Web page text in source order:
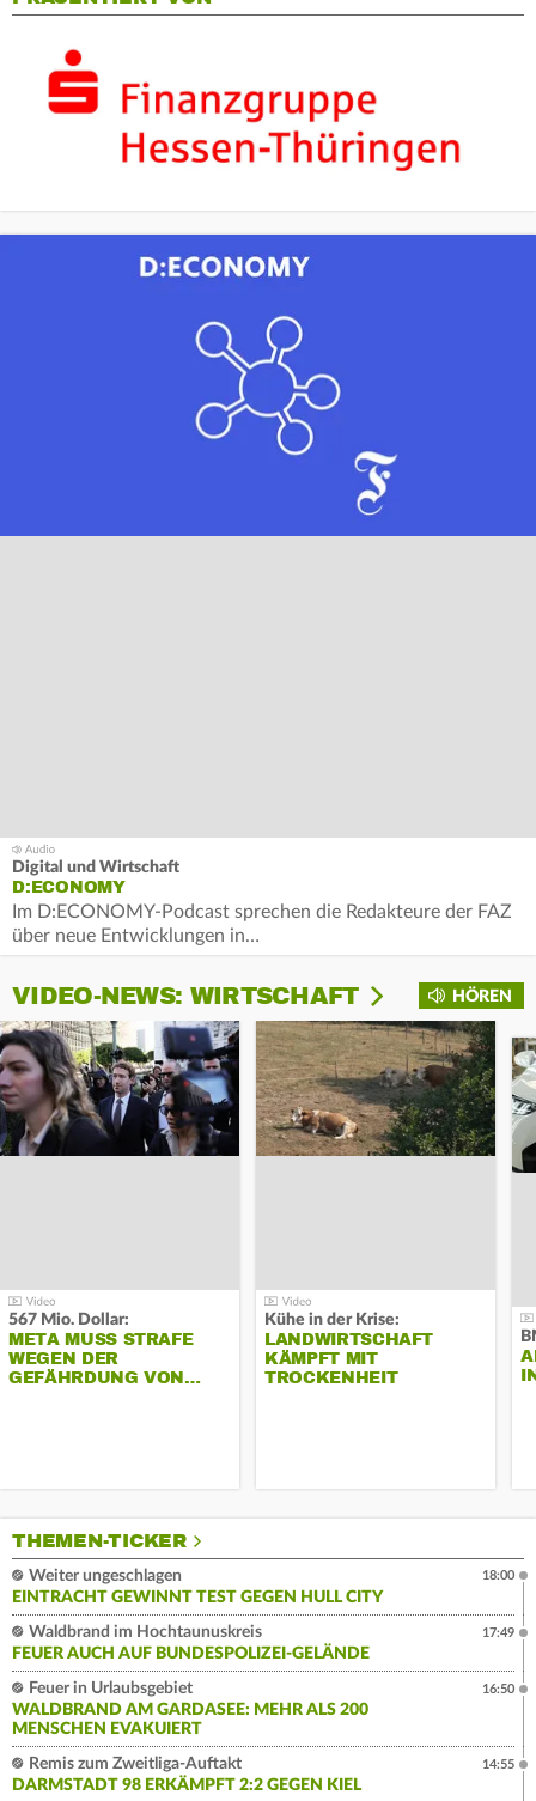
Digital und Wirtschaft
D:ECONOMY
Im D:ECONOMY-Podcast sprechen die Redakteure der FAZ
über neue Entwicklungen in…
HÖREN
VIDEO-NEWS: WIRTSCHAFT
567 Mio. Dollar:
META MUSS STRAFE
WEGEN DER
GEFÄHRDUNG VON…
Kühe in der Krise:
LANDWIRTSCHAFT
KÄMPFT MIT
TROCKENHEIT
THEMEN-TICKER
Weiter ungeschlagen
EINTRACHT GEWINNT TEST GEGEN HULL CITY
18:00
Waldbrand im Hochtaunuskreis
FEUER AUCH AUF BUNDESPOLIZEI-GELÄNDE
17:49
Feuer in Urlaubsgebiet
WALDBRAND AM GARDASEE: MEHR ALS 200
MENSCHEN EVAKUIERT
16:50
Remis zum Zweitliga-Auftakt
DARMSTADT 98 ERKÄMPFT 2:2 GEGEN KIEL
14:55